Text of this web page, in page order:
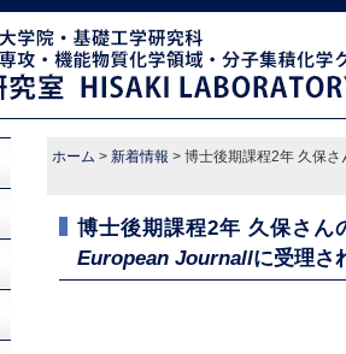
ホーム > 新着情報 > 博士後期課程2年 久保
博士後期課程2年 久保さん
European Journallに受理さ